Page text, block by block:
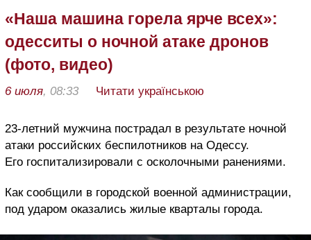
«Наша машина горела ярче всех»:
одесситы о ночной атаке дронов
(фото, видео)
6 июля, 08:33 Читати українською
23-летний мужчина пострадал в результате ночной
атаки российских беспилотников на Одессу.
Его госпитализировали с осколочными ранениями.
Как сообщили в городской военной администрации,
под ударом оказались жилые кварталы города.